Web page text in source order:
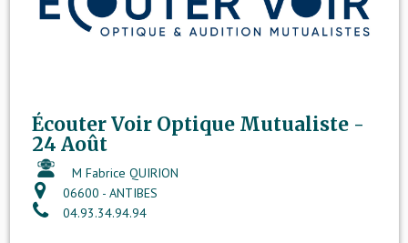
Écouter Voir Optique Mutualiste -
24 Août
M Fabrice QUIRION
06600 - ANTIBES
04.93.34.94.94